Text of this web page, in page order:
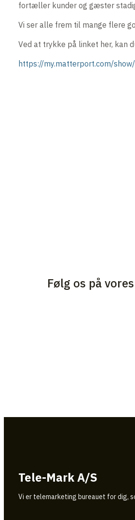
fortæller kunder og gæster
Vi ser alle frem til mange flere
Ved at trykke på linket her, kan
https://my.matterport.com/
Følg os på
Tele-Mark A/S
Vi er telemarketing bureauet for dig,